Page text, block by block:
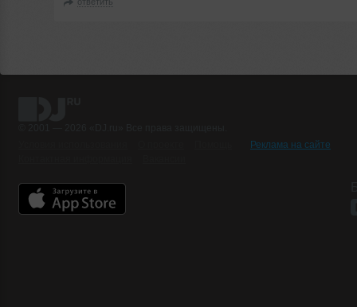
Реклама на сайте